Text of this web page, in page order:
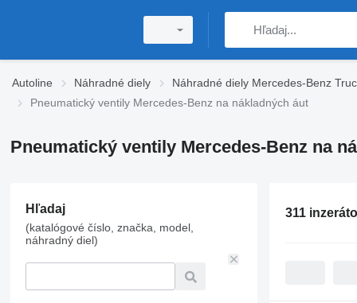
Autoline Náhradné diely Náhradné diely Mercedes-Benz
Pneumatický ventily Mercedes-Benz na nákladných áut
Pneumatický ventily Mercedes-Benz na
Hľadaj
(katalógové číslo, značka, model,
náhradný diel)
311